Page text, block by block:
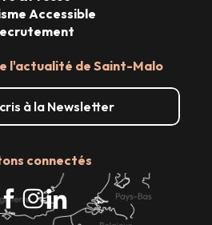
l'actualité de Saint-Malo
à la Newsletter
connectés
Accessible